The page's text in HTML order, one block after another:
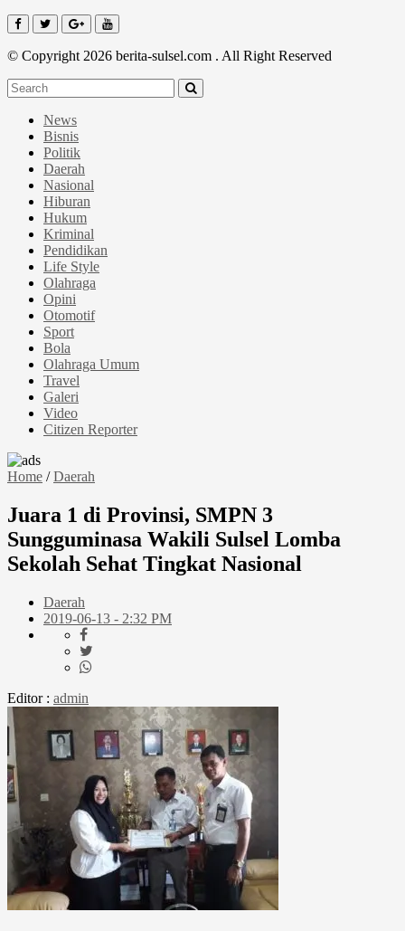
© Copyright 2026 berita-sulsel.com . All Right Reserved
News
Bisnis
Politik
Daerah
Nasional
Hiburan
Hukum
Kriminal
Pendidikan
Life Style
Olahraga
Opini
Otomotif
Sport
Bola
Olahraga Umum
Travel
Galeri
Video
Citizen Reporter
Home /Daerah
Juara 1 di Provinsi, SMPN 3
Sungguminasa Wakili Sulsel Lomba
Sekolah Sehat Tingkat Nasional
Daerah
2019-06-13 - 2:32 PM
Editor : admin